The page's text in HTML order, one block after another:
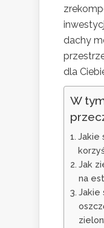
dachy
dla
W
Jakie
Jak
na
Jakie